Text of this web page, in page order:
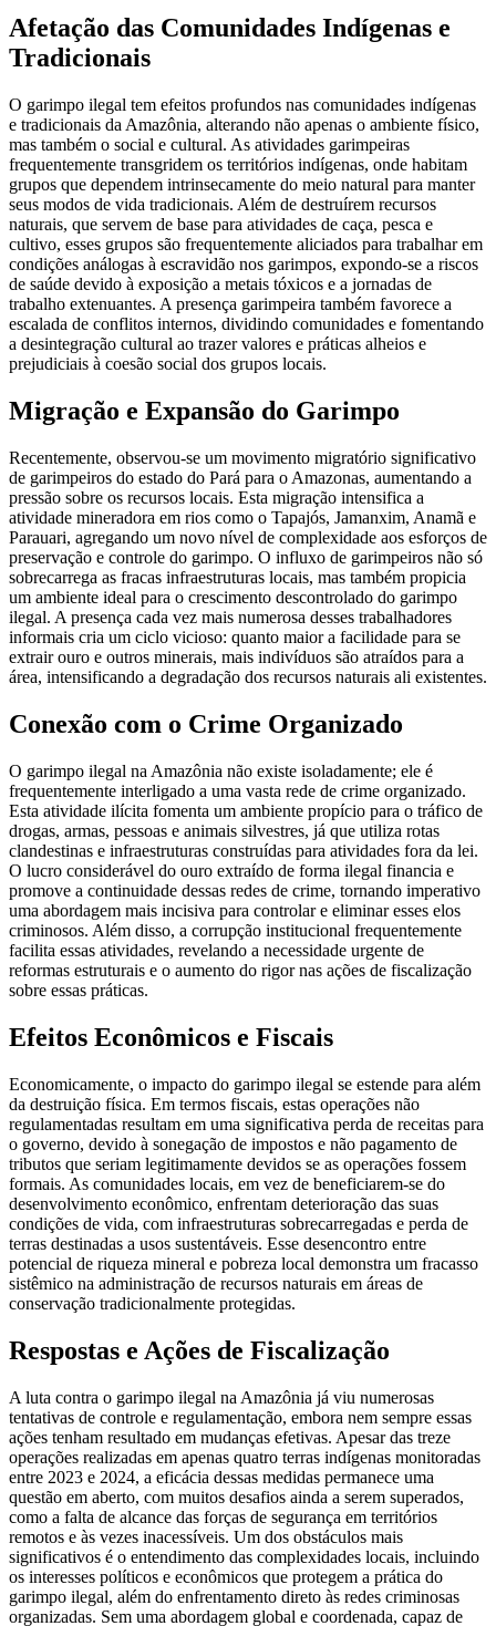
Afetação das Comunidades Indígenas e
Tradicionais
O garimpo ilegal tem efeitos profundos nas comunidades indígenas
e tradicionais da Amazônia, alterando não apenas o ambiente físico,
mas também o social e cultural. As atividades garimpeiras
frequentemente transgridem os territórios indígenas, onde habitam
grupos que dependem intrinsecamente do meio natural para manter
seus modos de vida tradicionais. Além de destruírem recursos
naturais, que servem de base para atividades de caça, pesca e
cultivo, esses grupos são frequentemente aliciados para trabalhar em
condições análogas à escravidão nos garimpos, expondo-se a riscos
de saúde devido à exposição a metais tóxicos e a jornadas de
trabalho extenuantes. A presença garimpeira também favorece a
escalada de conflitos internos, dividindo comunidades e fomentando
a desintegração cultural ao trazer valores e práticas alheios e
prejudiciais à coesão social dos grupos locais.
Migração e Expansão do Garimpo
Recentemente, observou-se um movimento migratório significativo
de garimpeiros do estado do Pará para o Amazonas, aumentando a
pressão sobre os recursos locais. Esta migração intensifica a
atividade mineradora em rios como o Tapajós, Jamanxim, Anamã e
Parauari, agregando um novo nível de complexidade aos esforços de
preservação e controle do garimpo. O influxo de garimpeiros não só
sobrecarrega as fracas infraestruturas locais, mas também propicia
um ambiente ideal para o crescimento descontrolado do garimpo
ilegal. A presença cada vez mais numerosa desses trabalhadores
informais cria um ciclo vicioso: quanto maior a facilidade para se
extrair ouro e outros minerais, mais indivíduos são atraídos para a
área, intensificando a degradação dos recursos naturais ali existentes.
Conexão com o Crime Organizado
O garimpo ilegal na Amazônia não existe isoladamente; ele é
frequentemente interligado a uma vasta rede de crime organizado.
Esta atividade ilícita fomenta um ambiente propício para o tráfico de
drogas, armas, pessoas e animais silvestres, já que utiliza rotas
clandestinas e infraestruturas construídas para atividades fora da lei.
O lucro considerável do ouro extraído de forma ilegal financia e
promove a continuidade dessas redes de crime, tornando imperativo
uma abordagem mais incisiva para controlar e eliminar esses elos
criminosos. Além disso, a corrupção institucional frequentemente
facilita essas atividades, revelando a necessidade urgente de
reformas estruturais e o aumento do rigor nas ações de fiscalização
sobre essas práticas.
Efeitos Econômicos e Fiscais
Economicamente, o impacto do garimpo ilegal se estende para além
da destruição física. Em termos fiscais, estas operações não
regulamentadas resultam em uma significativa perda de receitas para
o governo, devido à sonegação de impostos e não pagamento de
tributos que seriam legitimamente devidos se as operações fossem
formais. As comunidades locais, em vez de beneficiarem-se do
desenvolvimento econômico, enfrentam deterioração das suas
condições de vida, com infraestruturas sobrecarregadas e perda de
terras destinadas a usos sustentáveis. Esse desencontro entre
potencial de riqueza mineral e pobreza local demonstra um fracasso
sistêmico na administração de recursos naturais em áreas de
conservação tradicionalmente protegidas.
Respostas e Ações de Fiscalização
A luta contra o garimpo ilegal na Amazônia já viu numerosas
tentativas de controle e regulamentação, embora nem sempre essas
ações tenham resultado em mudanças efetivas. Apesar das treze
operações realizadas em apenas quatro terras indígenas monitoradas
entre 2023 e 2024, a eficácia dessas medidas permanece uma
questão em aberto, com muitos desafios ainda a serem superados,
como a falta de alcance das forças de segurança em territórios
remotos e às vezes inacessíveis. Um dos obstáculos mais
significativos é o entendimento das complexidades locais, incluindo
os interesses políticos e econômicos que protegem a prática do
garimpo ilegal, além do enfrentamento direto às redes criminosas
organizadas. Sem uma abordagem global e coordenada, capaz de